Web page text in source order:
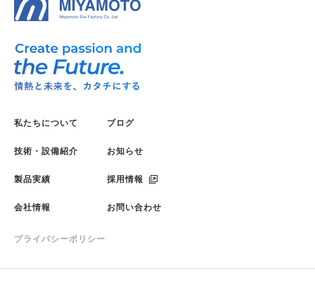
私たちについて
技術・設備紹介
製品実績
会社情報
ブログ
お知らせ
採用情報
お問い合わせ
プライバシーポリシー